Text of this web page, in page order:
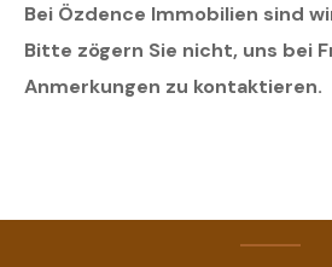
Bei Özdence Immobilien sind
Bitte zögern Sie nicht, uns bei
Anmerkungen zu kontaktieren.